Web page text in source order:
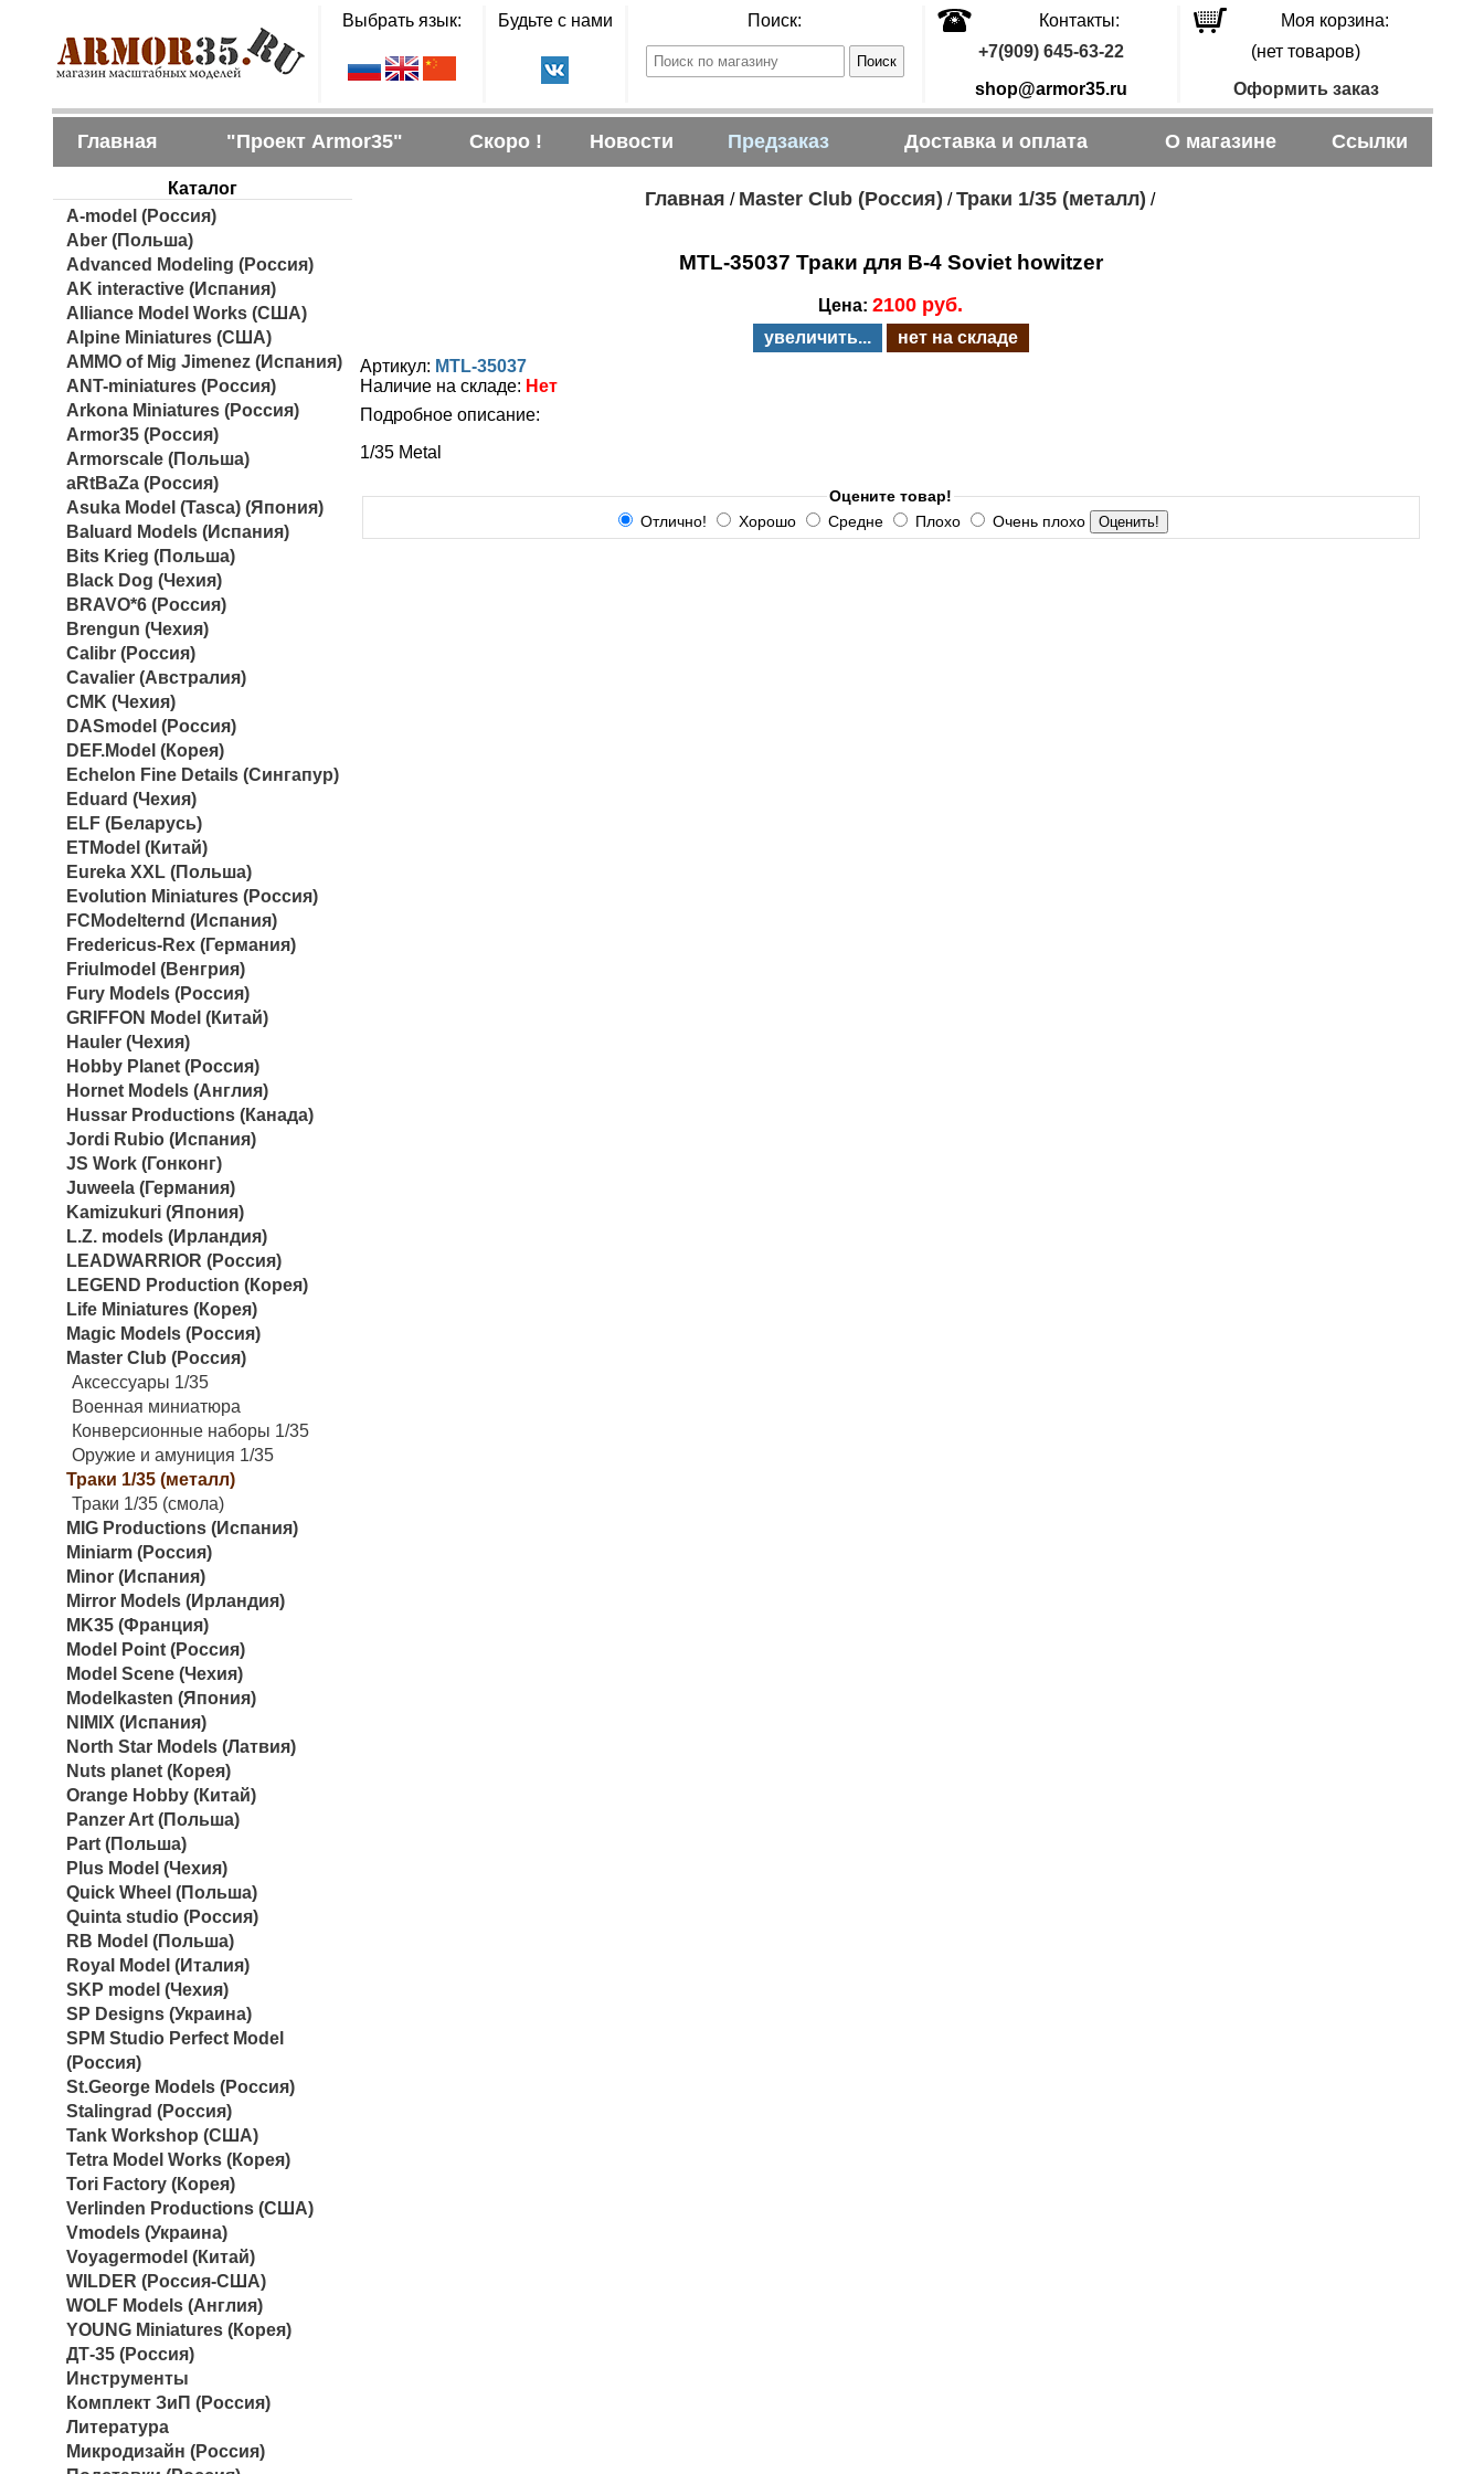
Выбрать язык: Будьте с нами Поиск: Контакты:
Моя корзина:
+7(909) 645-63-22
shop@armor35.ru
(нет товаров)
Оформить заказ
Главная "Проект Armor35" Скоро ! Новости Предзаказ Доставка и оплата О магазине Ссылки
Каталог
A-model (Россия)
Aber (Польша)
Advanced Modeling (Россия)
AK interactive (Испания)
Alliance Model Works (США)
Alpine Miniatures (США)
AMMO of Mig Jimenez (Испания)
ANT-miniatures (Россия)
Arkona Miniatures (Россия)
Armor35 (Россия)
Armorscale (Польша)
aRtBaZa (Россия)
Asuka Model (Tasca) (Япония)
Baluard Models (Испания)
Bits Krieg (Польша)
Black Dog (Чехия)
BRAVO*6 (Россия)
Brengun (Чехия)
Calibr (Россия)
Cavalier (Австралия)
CMK (Чехия)
DASmodel (Россия)
DEF.Model (Корея)
Echelon Fine Details (Сингапур)
Eduard (Чехия)
ELF (Беларусь)
ETModel (Китай)
Eureka XXL (Польша)
Evolution Miniatures (Россия)
FCModelternd (Испания)
Fredericus-Rex (Германия)
Friulmodel (Венгрия)
Fury Models (Россия)
GRIFFON Model (Китай)
Hauler (Чехия)
Hobby Planet (Россия)
Hornet Models (Англия)
Hussar Productions (Канада)
Jordi Rubio (Испания)
JS Work (Гонконг)
Juweela (Германия)
Kamizukuri (Япония)
L.Z. models (Ирландия)
LEADWARRIOR (Россия)
LEGEND Production (Корея)
Life Miniatures (Корея)
Magic Models (Россия)
Master Club (Россия)
Аксессуары 1/35
Военная миниатюра
Конверсионные наборы 1/35
Оружие и амуниция 1/35
Траки 1/35 (металл)
Траки 1/35 (смола)
MIG Productions (Испания)
Miniarm (Россия)
Minor (Испания)
Mirror Models (Ирландия)
MK35 (Франция)
Model Point (Россия)
Model Scene (Чехия)
Modelkasten (Япония)
NIMIX (Испания)
North Star Models (Латвия)
Nuts planet (Корея)
Orange Hobby (Китай)
Panzer Art (Польша)
Part (Польша)
Plus Model (Чехия)
Quick Wheel (Польша)
Quinta studio (Россия)
RB Model (Польша)
Royal Model (Италия)
SKP model (Чехия)
SP Designs (Украина)
SPM Studio Perfect Model
(Россия)
St.George Models (Россия)
Stalingrad (Россия)
Tank Workshop (США)
Tetra Model Works (Корея)
Tori Factory (Корея)
Verlinden Productions (США)
Vmodels (Украина)
Voyagermodel (Китай)
WILDER (Россия-США)
WOLF Models (Англия)
YOUNG Miniatures (Корея)
ДТ-35 (Россия)
Инструменты
Комплект ЗиП (Россия)
Литература
Микродизайн (Россия)
Главная / Master Club (Россия) /Траки 1/35 (металл) /
MTL-35037 Траки для B-4 Soviet howitzer
Цена: 2100 руб.
увеличить...
нет на складе
Артикул: MTL-35037
Наличие на складе: Нет
Подробное описание:
1/35 Metal
Оцените товар!
Отлично!
Хорошо Средне Плохо Очень плохо